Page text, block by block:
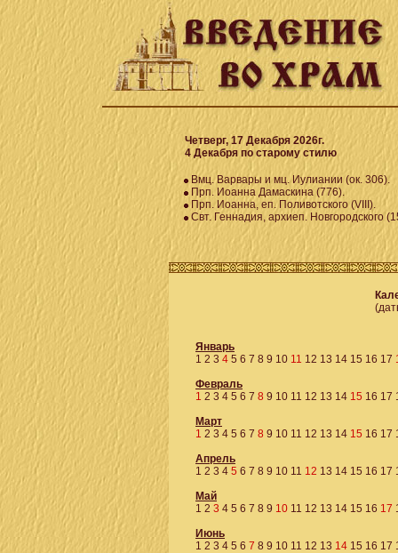
Четверг, 17 Декабря 2026г.
4 Декабря по старому стилю
Вмц. Варвары и мц. Иулиании (ок. 306).
Прп. Иоанна Дамаскина (776).
Прп. Иоанна, еп. Поливотского (VIII).
Свт. Геннадия, архиеп. Новгородского
Январь
1 2 3 4 5 6 7 8 9 10 11 12 13 14 15 16 17
Февраль
1 2 3 4 5 6 7 8 9 10 11 12 13 14 15 16 17
Март
1 2 3 4 5 6 7 8 9 10 11 12 13 14 15 16 17
Апрель
1 2 3 4 5 6 7 8 9 10 11 12 13 14 15 16 17
Май
1 2 3 4 5 6 7 8 9 10 11 12 13 14 15 16 17
Июнь
1 2 3 4 5 6 7 8 9 10 11 12 13 14 15 16 17